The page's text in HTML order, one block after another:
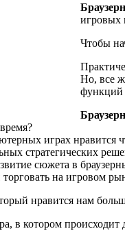
игровых
Чтобы
Но, все
функций
играх нравится
стратегических
сюжета в
на игровом
нравится нам
в котором